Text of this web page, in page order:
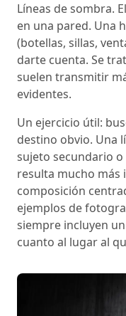
Líneas de sombra.
en una pared. Una
(botellas, sillas,
darte cuenta. Se
suelen transmitir
evidentes.
Un ejercicio útil:
destino obvio. Una
sujeto secundario
resulta mucho más
composición
ejemplos de
siempre incluyen
cuanto al lugar al